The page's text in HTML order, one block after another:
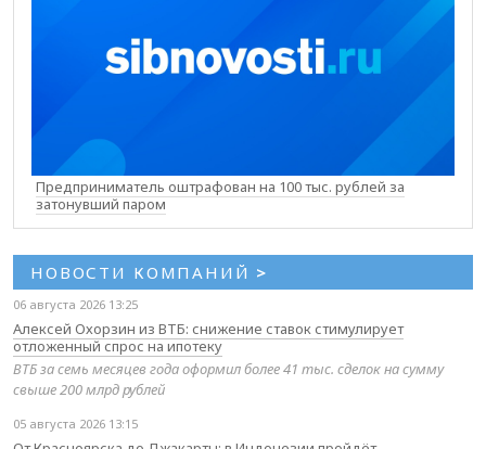
Предприниматель оштрафован на 100 тыс. рублей за
затонувший паром
НОВОСТИ КОМПАНИЙ >
06 августа 2026 13:25
Алексей Охорзин из ВТБ: снижение ставок стимулирует
отложенный спрос на ипотеку
ВТБ за семь месяцев года оформил более 41 тыс. сделок на сумму
свыше 200 млрд рублей
05 августа 2026 13:15